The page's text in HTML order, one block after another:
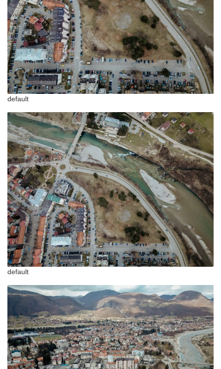
default
default